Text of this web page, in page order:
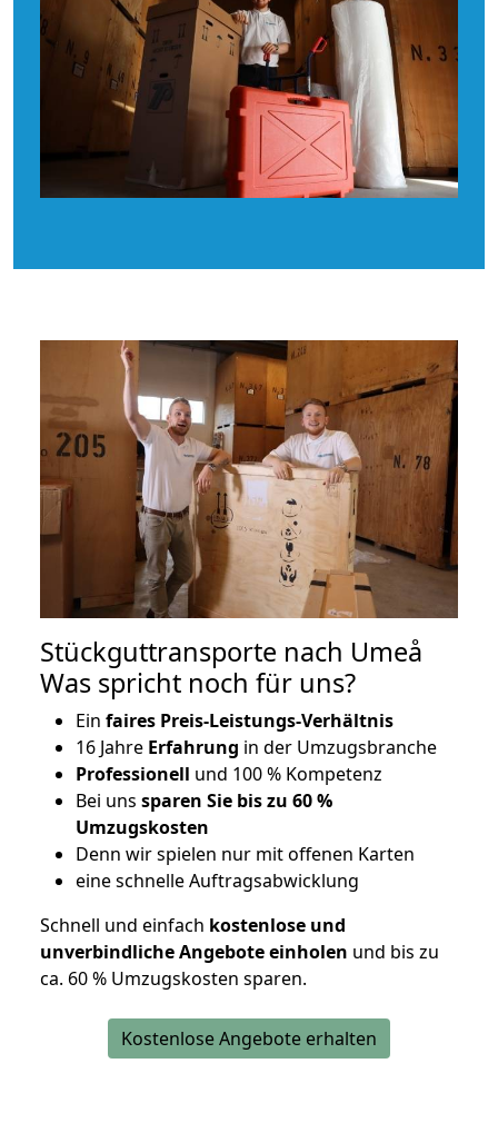
Stückguttransporte nach Umeå
Was spricht noch für uns?
Ein faires Preis-Leistungs-Verhältnis
16 Jahre Erfahrung in der Umzugsbranche
Professionell und 100 % Kompetenz
Bei uns sparen Sie bis zu 60 %
Umzugskosten
Denn wir spielen nur mit offenen Karten
eine schnelle Auftragsabwicklung
Schnell und einfach kostenlose und
unverbindliche Angebote einholen und bis zu
ca. 60 % Umzugskosten sparen.
Kostenlose Angebote erhalten